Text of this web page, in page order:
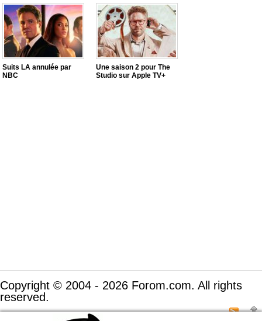
Suits LA annulée par
NBC
Une saison 2 pour The
Studio sur Apple TV+
Copyright © 2004 - 2026 Forom.com. All rights
reserved.